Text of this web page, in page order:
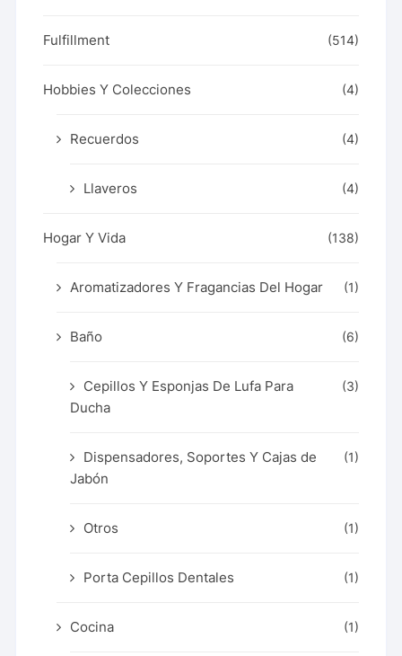
Fulfillment (514)
Hobbies Y Colecciones (4)
Recuerdos (4)
Llaveros (4)
Hogar Y Vida (138)
Aromatizadores Y Fragancias Del Hogar (1)
Baño (6)
Cepillos Y Esponjas De Lufa Para
Ducha
(3)
Dispensadores, Soportes Y Cajas de
Jabón
(1)
Otros (1)
Porta Cepillos Dentales (1)
Cocina (1)